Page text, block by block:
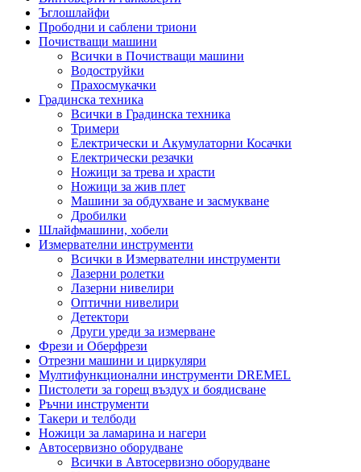
Ъглошлайфи
Прободни и саблени триони
Почистващи машини
Всички в Почистващи машини
Водоструйки
Прахосмукачки
Градинска техника
Всички в Градинска техника
Тримери
Електрически и Акумулаторни Косачки
Електрически резачки
Ножици за трева и храсти
Ножици за жив плет
Машини за обдухване и засмукване
Дробилки
Шлайфмашини, хобели
Измервателни инструменти
Всички в Измервателни инструменти
Лазерни ролетки
Лазерни нивелири
Оптични нивелири
Детектори
Други уреди за измерване
Фрези и Оберфрези
Отрезни машини и циркуляри
Мултифункционални инструменти DREMEL
Пистолети за горещ въздух и боядисване
Ръчни инструменти
Такери и телбоди
Ножици за ламарина и нагери
Автосервизно оборудване
Всички в Автосервизно оборудване